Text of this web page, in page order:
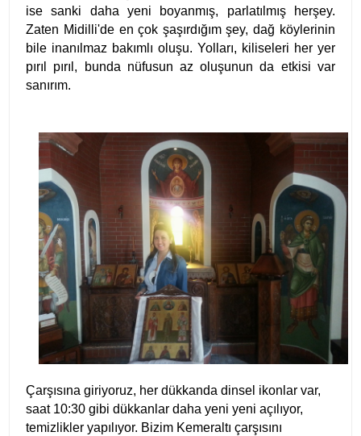
ise sanki daha yeni boyanmış, parlatılmış herşey.
Zaten Midilli'de en çok şaşırdığım şey, dağ köylerinin
bile inanılmaz bakımlı oluşu. Yolları, kiliseleri her yer
pırıl pırıl, bunda nüfusun az oluşunun da etkisi var
sanırım.
Çarşısına giriyoruz, her dükkanda dinsel ikonlar var,
saat 10:30 gibi dükkanlar daha yeni yeni açılıyor,
temizlikler yapılıyor. Bizim Kemeraltı çarşısını